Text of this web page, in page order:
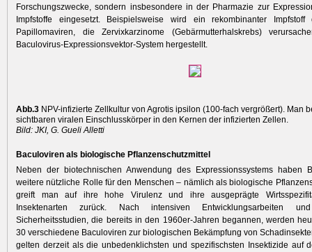
Forschungszwecke, sondern insbesondere in der Pharmazie zur
Impfstoffe eingesetzt. Beispielsweise wird ein rekombinanter Impfstoff
Papilloma­viren, die Zervixkarzinome (Gebärmutterhalskrebs)
Baculovirus-Expressionsvektor-System hergestellt.
Abb.3 NPV-infizierte Zellkultur von Agrotis ipsilon (100-fach vergrößert). Man
sichtbaren viralen Einschlusskörper in den Kernen der infizierten Zellen.
Bild: JKI, G. Gueli Alletti
Baculoviren als biologische Pflanzenschutzmittel
Neben der biotechnischen Anwendung des Expressionssystems haben
weitere nützliche Rolle für den Menschen – nämlich als biologische
greift man auf ihre hohe Virulenz und ihre ausgeprägte
Insektenarten zurück. Nach intensiven Entwicklungsarbeiten
Sicherheitsstudien, die bereits in den 1960er-Jahren begannen, werden
30 verschiedene Baculoviren zur biologischen Bekämpfung von
gelten derzeit als die unbedenklichsten und spezifischsten Insektizide auf